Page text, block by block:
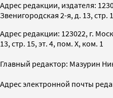
Адрес редакции, издателя:
Звенигородская 2-я, д. 13, стр.
Адрес редакции: 123022, г.
13, стр. 15, эт. 4, пом. X, ком. 1
Главный редактор: Мазурин
Адрес электронной почты